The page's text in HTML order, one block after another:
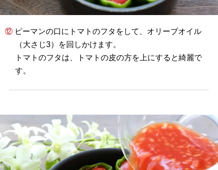
⑫ ピーマンの口にトマトのフタをして、オリーブオイル
（大さじ3）を回しかけます。
トマトのフタは、トマトの皮の方を上にすると綺麗で
す。